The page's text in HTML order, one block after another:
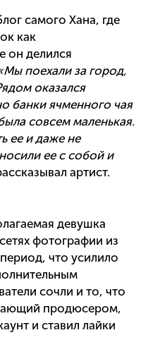
самого Хана, где
как
он делился
поехали за город,
оказался
банки ячменного чая
совсем маленькая.
ее и даже не
ее с собой и
артист.
девушка
фотографии из
что усилило
сочли и то, что
продюсером,
и ставил лайки